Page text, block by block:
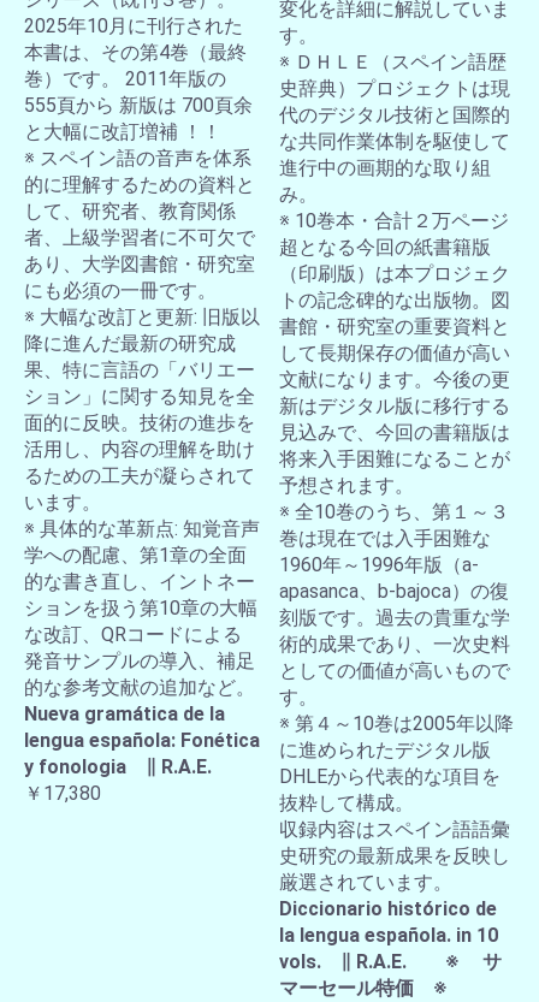
2025年10月に刊行された
本書は、その第4巻（最終
巻）です。 2011年版の
555頁から 新版は 700頁余
と大幅に改訂増補 ！！
※ スペイン語の音声を体系
的に理解するための資料と
して、研究者、教育関係
者、上級学習者に不可欠で
あり、大学図書館・研究室
にも必須の一冊です。
※ 大幅な改訂と更新: 旧版以
降に進んだ最新の研究成
果、特に言語の「バリエー
ション」に関する知見を全
面的に反映。技術の進歩を
活用し、内容の理解を助け
るための工夫が凝らされて
います。
※ 具体的な革新点: 知覚音声
学への配慮、第1章の全面
的な書き直し、イントネー
ションを扱う第10章の大幅
な改訂、QRコードによる
発音サンプルの導入、補足
的な参考文献の追加など。
Nueva gramática de la
lengua española: Fonética
y fonologia ∥ R.A.E.
￥17,380
変化を詳細に解説していま
す。
※ ＤＨＬＥ（スペイン語歴
史辞典）プロジェクトは現
代のデジタル技術と国際的
な共同作業体制を駆使して
進行中の画期的な取り組
み。
※ 10巻本・合計２万ページ
超となる今回の紙書籍版
（印刷版）は本プロジェク
トの記念碑的な出版物。図
書館・研究室の重要資料と
して長期保存の価値が高い
文献になります。今後の更
新はデジタル版に移行する
見込みで、今回の書籍版は
将来入手困難になることが
予想されます。
※ 全10巻のうち、第１～３
巻は現在では入手困難な
1960年～1996年版（a-
apasanca、b-bajoca）の復
刻版です。過去の貴重な学
術的成果であり、一次史料
としての価値が高いもので
す。
※ 第４～10巻は2005年以降
に進められたデジタル版
DHLEから代表的な項目を
抜粋して構成。
収録内容はスペイン語語彙
史研究の最新成果を反映し
厳選されています。
Diccionario histórico de
la lengua española. in 10
vols. ∥ R.A.E. ※ サ
マーセール特価 ※